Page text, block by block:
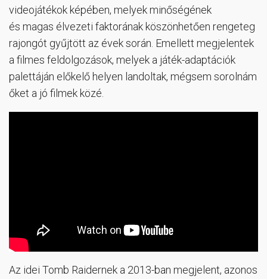
videojátékok képében, melyek minőségének
és magas élvezeti faktorának köszönhetően rengeteg
rajongót gyűjtött az évek során. Emellett megjelentek
a filmes feldolgozások, melyek a játék-adaptációk
palettáján előkelő helyen landoltak, mégsem sorolnám
őket a jó filmek közé.
Az idei Tomb Raidernek a 2013-ban megjelent, azonos